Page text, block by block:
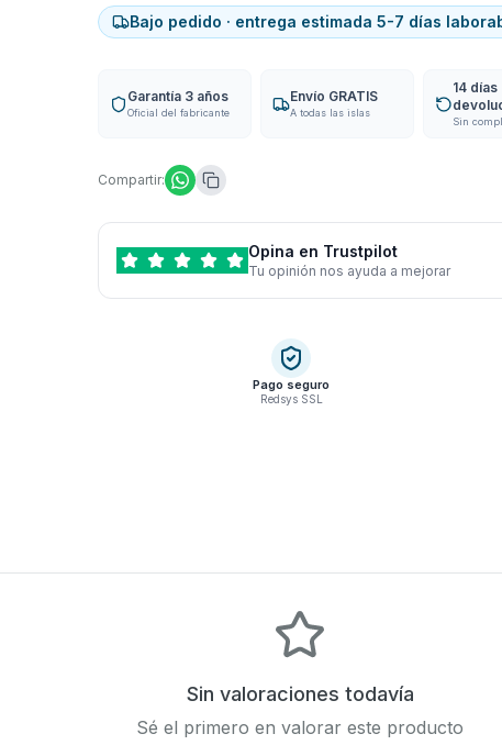
Bajo pedido · entrega estimada 5-7 días
Garantía 3 años
Oficial del fabricante
Envío GRATIS
A todas las islas
14 días
Sin
Compartir:
Opina en Trustpilot
Tu opinión nos ayuda a mejorar
Pago seguro
Redsys SSL
Sin valoraciones todavía
Sé el primero en valorar este producto